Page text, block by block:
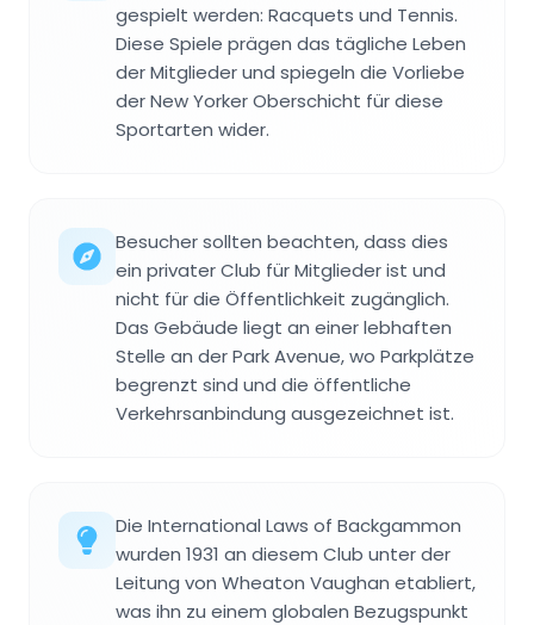
gespielt werden: Racquets und Tennis.
Diese Spiele prägen das tägliche Leben
der Mitglieder und spiegeln die Vorliebe
der New Yorker Oberschicht für diese
Sportarten wider.
Besucher sollten beachten, dass dies
ein privater Club für Mitglieder ist und
nicht für die Öffentlichkeit zugänglich.
Das Gebäude liegt an einer lebhaften
Stelle an der Park Avenue, wo Parkplätze
begrenzt sind und die öffentliche
Verkehrsanbindung ausgezeichnet ist.
Die International Laws of Backgammon
wurden 1931 an diesem Club unter der
Leitung von Wheaton Vaughan etabliert,
was ihn zu einem globalen Bezugspunkt